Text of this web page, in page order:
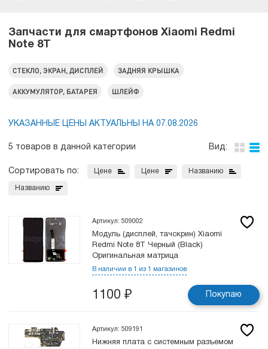
Запчасти для смартфонов Xiaomi Redmi
Note 8T
СТЕКЛО, ЭКРАН, ДИСПЛЕЙ ЗАДНЯЯ КРЫШКА
АККУМУЛЯТОР, БАТАРЕЯ ШЛЕЙФ
УКАЗАННЫЕ ЦЕНЫ АКТУАЛЬНЫ НА 07.08.2026
5 товаров в данной категории Вид:
Сортировать по: Цене Цене Названию
Названию
Артикул: 509002
Модуль (дисплей, тачскрин) Xiaomi
Redmi Note 8T Черный (Black)
Оригинальная матрица
В наличии в 1 из 1 магазинов
1100 ₽ Покупаю
Артикул: 509191
Нижняя плата с системным разъемом